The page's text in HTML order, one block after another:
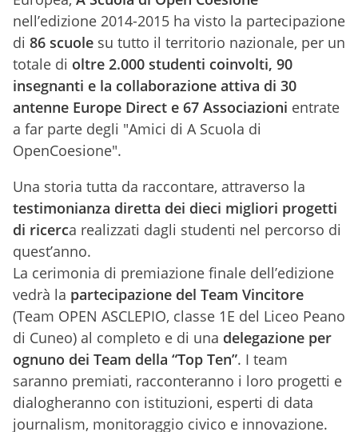
nell’edizione 2014-2015 ha visto la partecipazione
di 86 scuole su tutto il territorio nazionale, per un
totale di oltre 2.000 studenti coinvolti, 90
insegnanti e la collaborazione attiva di 30
antenne Europe Direct e 67 Associazioni entrate
a far parte degli "Amici di A Scuola di
OpenCoesione".
Una storia tutta da raccontare, attraverso la
testimonianza diretta dei dieci migliori progetti
di ricerca realizzati dagli studenti nel percorso di
quest’anno.
La cerimonia di premiazione finale dell’edizione
vedrà la partecipazione del Team Vincitore
(Team OPEN ASCLEPIO, classe 1E del Liceo Peano
di Cuneo) al completo e di una delegazione per
ognuno dei Team della “Top Ten”. I team
saranno premiati, racconteranno i loro progetti e
dialogheranno con istituzioni, esperti di data
journalism, monitoraggio civico e innovazione.